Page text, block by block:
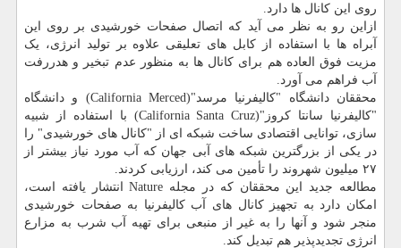
روی این کانال ها دارد.
ازاین رو به نظر می آید که اتصال صفحات خورشیدی بر روی این
آبراه ها با استفاده از کابل های تعلیقی علاوه بر تولید انرژی، یک
مزیت فوق العاده هم برای کانال ها به منظور عدم تبخیر و هدررفت
آب فراهم می آورد.
محققان دانشگاه "کالیفرنیا مرسد"(California Merced) و دانشگاه
"کالیفرنیا سانتا کروز"(California Santa Cruz) با استفاده از شبیه
سازی، توانایی اقتصادی ساخت شبکه ای از "کانال های خورشیدی" را
در یکی از بزرگترین شبکه های آبی جهان که آب مورد نیاز بیشتر از
۲۷ میلیون شهروند را تأمین می کند، ارزیابی کردند.
مطالعه جدید این محققان که در مجله Nature انتشار یافته است،
امکان دارد به تجهیز کانال های آب کالیفرنیا به صفحات خورشیدی
منجر شود و آنها را به غیر از منبعی برای تهیه آب شرب به مزارع
انرژی تجدیدپذیر هم تبدیل کند.